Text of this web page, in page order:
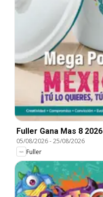
Fuller Gana Mas 8 2026
05/08/2026-25/08/2026
Fuller